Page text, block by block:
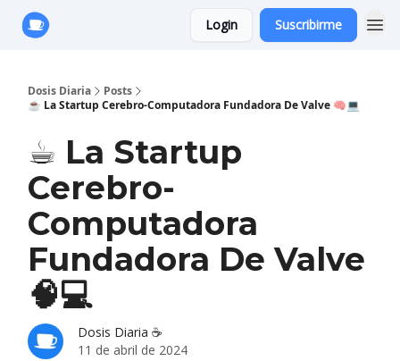
Login Suscribirme
Dosis Diaria
Posts
☕️ La Startup Cerebro-Computadora Fundadora De Valve 🧠💻
☕️ La Startup
Cerebro-
Computadora
Fundadora De Valve
🧠💻
Dosis Diaria ☕️
11 de abril de 2024